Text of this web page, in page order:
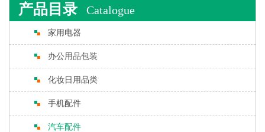
产品目录 Catalogue
家用电器
办公用品包装
化妆日用品类
手机配件
汽车配件